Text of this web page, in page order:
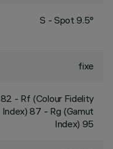
S - Spot 9.5°
fixe
82 - Rf (Colour Fidelity
Index) 87 - Rg (Gamut
Index) 95